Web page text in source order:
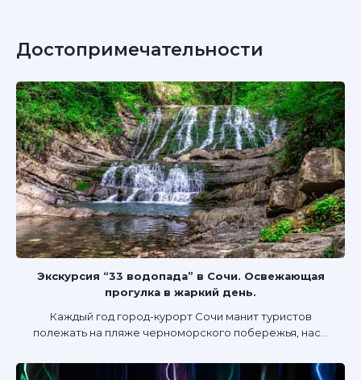
Достопримечательности
Экскурсия “33 водопада” в Сочи. Освежающая
прогулка в жаркий день.
Каждый год город-курорт Сочи манит туристов
полежать на пляже черноморского побережья, нас...